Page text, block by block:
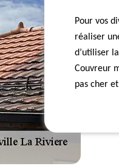
Pour vos
réaliser
d’utiliser
Couvreur
pas cher